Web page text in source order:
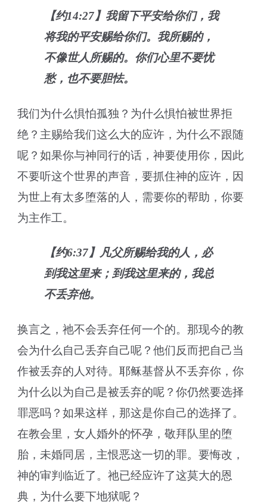
【约14:27】我留下平安给你们，我
将我的平安赐给你们。我所赐的，
不像世人所赐的。你们心里不要忧
愁，也不要胆怯。
我们为什么惧怕孤独？为什么惧怕被世界拒
绝？主赐给我们这么大的应许，为什么不跟随
呢？如果你与神同行的话，神要使用你，因此
不要听这个世界的声音，要抓住神的应许，因
为世上有太多堕落的人，需要你的帮助，你要
为主作工。
【约6:37】凡父所赐给我的人，必
到我这里来；到我这里来的，我总
不丢弃他。
换言之，祂不会丢弃任何一个的。那现今的教
会为什么自己丢弃自己呢？他们反而把自己当
作被丢弃的人对待。耶稣基督从不丢弃你，你
为什么以为自己是被丢弃的呢？你仍然要选择
罪恶吗？如果这样，那这是你自己的选择了。
在教会里，女人婚外的怀孕，敬拜队里的堕
胎，未婚同居，主恨恶这一切的罪。要悔改，
神的审判临近了。祂已经应许了这莫大的恩
典，为什么要下地狱呢？